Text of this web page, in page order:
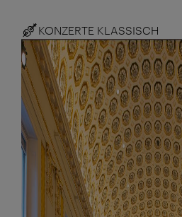
KONZERTE KLASSISCH